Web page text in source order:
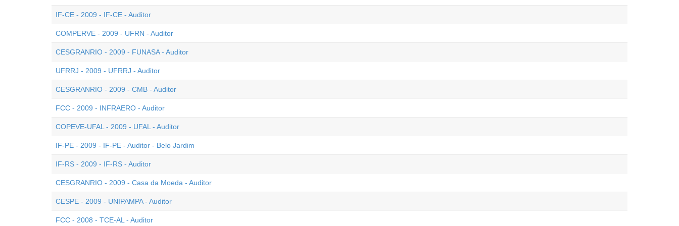
IF-CE - 2009 - IF-CE - Auditor
COMPERVE - 2009 - UFRN - Auditor
CESGRANRIO - 2009 - FUNASA - Auditor
UFRRJ - 2009 - UFRRJ - Auditor
CESGRANRIO - 2009 - CMB - Auditor
FCC - 2009 - INFRAERO - Auditor
COPEVE-UFAL - 2009 - UFAL - Auditor
IF-PE - 2009 - IF-PE - Auditor - Belo Jardim
IF-RS - 2009 - IF-RS - Auditor
CESGRANRIO - 2009 - Casa da Moeda - Auditor
CESPE - 2009 - UNIPAMPA - Auditor
FCC - 2008 - TCE-AL - Auditor